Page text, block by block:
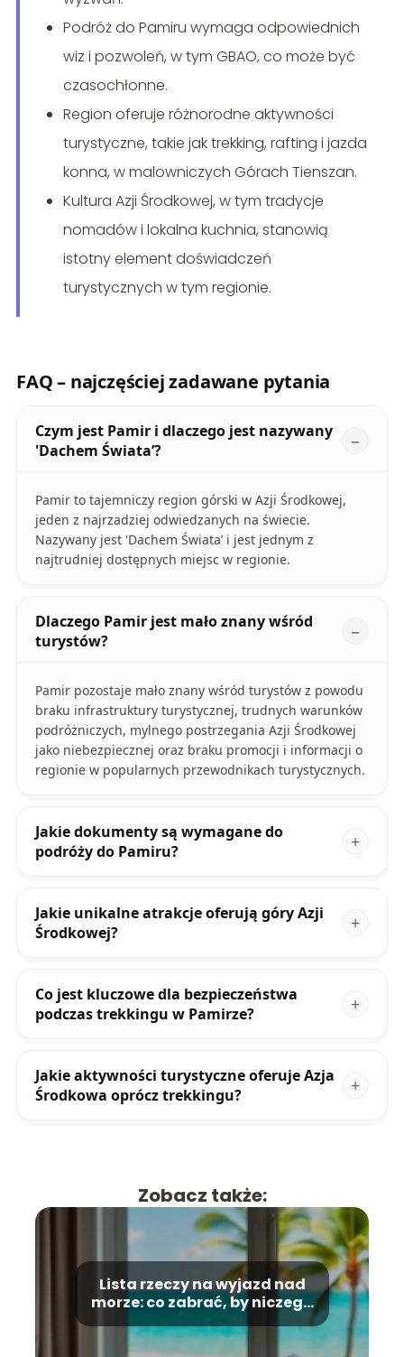
Podróż do Pamiru wymaga odpowiednich
wiz i pozwoleń, w tym GBAO, co może być
czasochłonne.
Region oferuje różnorodne aktywności
turystyczne, takie jak trekking, rafting i jazda
konna, w malowniczych Górach Tienszan.
Kultura Azji Środkowej, w tym tradycje
nomadów i lokalna kuchnia, stanowią
istotny element doświadczeń
turystycznych w tym regionie.
FAQ – najczęściej zadawane pytania
Czym jest Pamir i dlaczego jest nazywany
'Dachem Świata’?
Pamir to tajemniczy region górski w Azji Środkowej,
jeden z najrzadziej odwiedzanych na świecie.
Nazywany jest 'Dachem Świata’ i jest jednym z
najtrudniej dostępnych miejsc w regionie.
Dlaczego Pamir jest mało znany wśród
turystów?
Pamir pozostaje mało znany wśród turystów z powodu
braku infrastruktury turystycznej, trudnych warunków
podróżniczych, mylnego postrzegania Azji Środkowej
jako niebezpiecznej oraz braku promocji i informacji o
regionie w popularnych przewodnikach turystycznych.
Jakie dokumenty są wymagane do
podróży do Pamiru?
Jakie unikalne atrakcje oferują góry Azji
Środkowej?
Co jest kluczowe dla bezpieczeństwa
podczas trekkingu w Pamirze?
Jakie aktywności turystyczne oferuje Azja
Środkowa oprócz trekkingu?
Zobacz także:
Lista rzeczy na wyjazd nad
morze: co zabrać, by niczego
nie zapom